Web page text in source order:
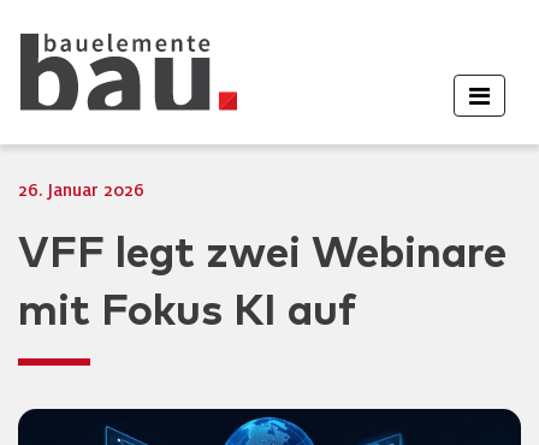
26. Januar 2026
VFF legt zwei Webinare
mit Fokus KI auf